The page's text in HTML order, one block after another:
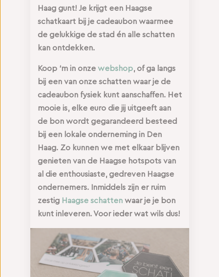
Haag gunt! Je krijgt een Haagse
schatkaart bij je cadeaubon waarmee
de gelukkige de stad én alle schatten
kan ontdekken.
Koop ‘m in onze webshop, of ga langs
bij een van onze schatten waar je de
cadeaubon fysiek kunt aanschaffen. Het
mooie is, elke euro die jij uitgeeft aan
de bon wordt gegarandeerd besteed
bij een lokale onderneming in Den
Haag. Zo kunnen we met elkaar blijven
genieten van de Haagse hotspots van
al die enthousiaste, gedreven Haagse
ondernemers. Inmiddels zijn er ruim
zestig Haagse schattenwaar je je bon
kunt inleveren. Voor ieder wat wils dus!